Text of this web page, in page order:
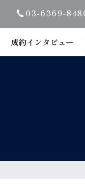
03-
成約インタビュー